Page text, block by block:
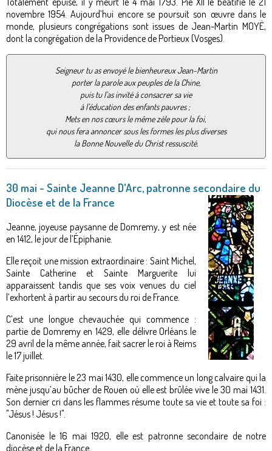
novembre 1954. Aujourd’hui encore se poursuit son œuvre dans le
monde, plusieurs congrégations sont issues de Jean-Martin MOYË,
dont la congrégation de la Providence de Portieux (Vosges).
Seigneur tu as envoyé le bienheureux Jean-Martin
porter la parole aux peuples de la Chine,
puis tu l’as invité à consacrer sa vie
à l’éducation des enfants pauvres ;
Mets en nos cœurs le même zèle pour la foi,
qui nous fera annoncer sous les formes les plus diverses
la Bonne Nouvelle du Christ ressuscité.
30 mai - Sainte Jeanne D'Arc, patronne secondaire du
Diocèse et de la France
Jeanne, joyeuse paysanne de Domremy, y est née
en 1412, le jour de l’Épiphanie.
Elle reçoit une mission extraordinaire : Saint Michel,
Sainte Catherine et Sainte Marguerite lui
apparaissent tandis que ses voix venues du ciel
l’exhortent à partir au secours du roi de France.
C’est une longue chevauchée qui commence :
partie de Domremy en 1429, elle délivre Orléans le
29 avril de la même année, fait sacrer le roi à Reims
le 17 juillet.
Faite prisonnière le 23 mai 1430, elle commence un long calvaire qui la
mène jusqu’au bûcher de Rouen où elle est brûlée vive le 30 mai 1431.
Son dernier cri dans les flammes résume toute sa vie et toute sa foi :
"Jésus ! Jésus !".
Canonisée le 16 mai 1920, elle est patronne secondaire de notre
diocèse et de la France.